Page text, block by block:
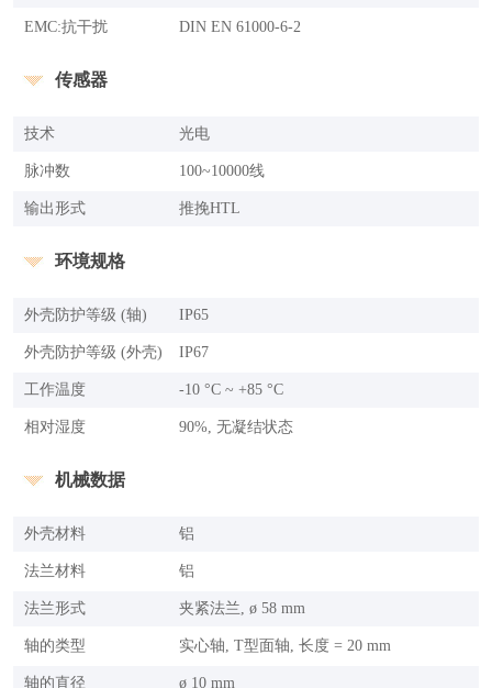
EMC:抗干扰 DIN EN 61000-6-2
传感器
技术 光电
脉冲数 100~10000线
输出形式 推挽HTL
环境规格
外壳防护等级 (轴) IP65
外壳防护等级 (外壳) IP67
工作温度 -10 °C ~ +85 °C
相对湿度 90%, 无凝结状态
机械数据
外壳材料 铝
法兰材料 铝
法兰形式 夹紧法兰, ø 58 mm
轴的类型 实心轴, T型面轴, 长度 = 20 mm
轴的直径 ø 10 mm